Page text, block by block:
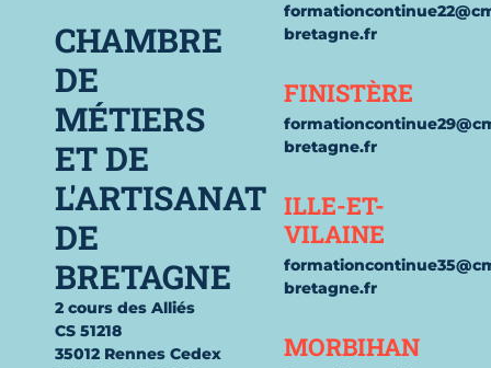
CHAMBRE
DE
MÉTIERS
ET DE
L'ARTISANAT
DE
BRETAGNE
2 cours des Alliés
CS 51218
35012 Rennes Cedex
bretagne.fr
FINISTÈRE
bretagne.fr
ILLE-ET-
VILAINE
bretagne.fr
MORBIHAN